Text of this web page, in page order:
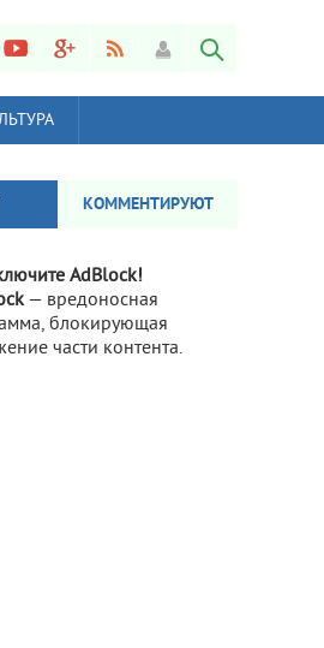
КОММЕНТИРУЮТ
AdBlock!
— вредоносная
блокирующая
части контента.